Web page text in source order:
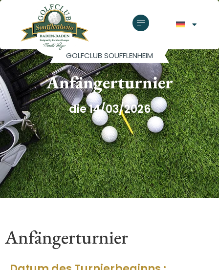
GOLFCLUB SOUFFLENHEIM
Anfängerturnier
die 14/03/2026
Anfängerturnier